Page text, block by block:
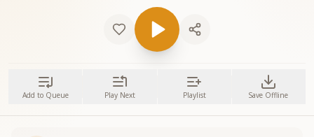
Add to Queue Play Next Playlist Save Offline